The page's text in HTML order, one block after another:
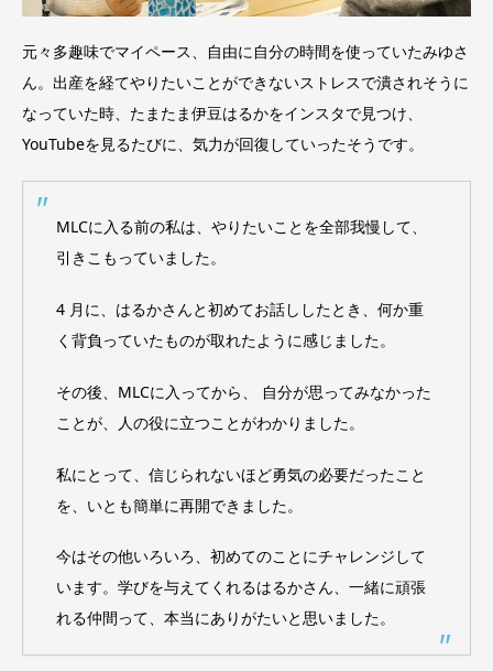
元々多趣味でマイペース、自由に自分の時間を使っていたみゆさ
ん。出産を経てやりたいことができないストレスで潰されそうに
なっていた時、たまたま伊豆はるかをインスタで見つけ、
YouTubeを見るたびに、気力が回復していったそうです。
MLCに入る前の私は、やりたいことを全部我慢して、
引きこもっていました。
4 月に、はるかさんと初めてお話ししたとき、何か重
く背負っていたものが取れたように感じました。
その後、MLCに入ってから、 自分が思ってみなかった
ことが、人の役に立つことがわかりました。
私にとって、信じられないほど勇気の必要だったこと
を、いとも簡単に再開できました。
今はその他いろいろ、初めてのことにチャレンジして
います。学びを与えてくれるはるかさん、一緒に頑張
れる仲間って、本当にありがたいと思いました。